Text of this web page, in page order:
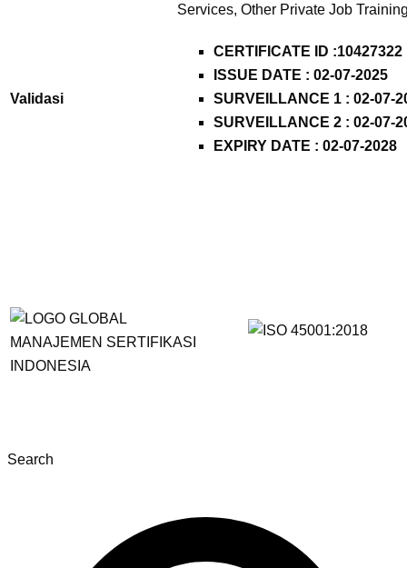
Services, Other Private Job
Validasi
CERTIFICATE ID :10427322
ISSUE DATE : 02-07-2025
SURVEILLANCE 1 : 02-07-
SURVEILLANCE 2 : 02-07-
EXPIRY DATE : 02-07-2028
Search